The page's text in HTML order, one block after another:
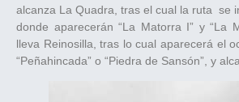
alcanza La Quadra, tras el cual la ruta se
donde aparecerán “La Matorra I” y “La
lleva Reinosilla, tras lo cual aparecerá el
“Peñahincada” o “Piedra de Sansón”, y